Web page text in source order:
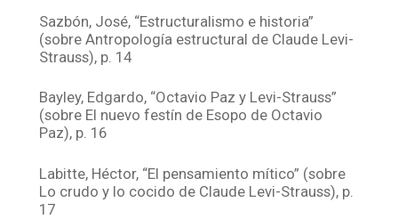
Sazbón, José, “Estructuralismo e historia”
(sobre Antropología estructural de Claude Levi-
Strauss), p. 14
Bayley, Edgardo, “Octavio Paz y Levi-Strauss”
(sobre El nuevo festín de Esopo de Octavio
Paz), p. 16
Labitte, Héctor, “El pensamiento mítico” (sobre
Lo crudo y lo cocido de Claude Levi-Strauss), p.
17